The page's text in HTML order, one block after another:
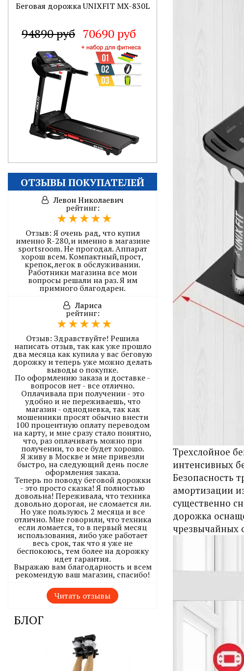
Беговая дорожка UNIXFIT MX-830L
94890 руб 70690 руб
ОТЗЫВЫ ПОКУПАТЕЛЕЙ
Левон Николаевич
рейтинг:
Отзыв:Я очень рад, что купил
именно R-280,и именно в магазине
sportsroom. Не прогодал. Аппарат
хорош всем. Компактный,прост,
крепок,легок в обслуживании.
Работники магазина все мои
вопросы решали на раз. Я им
примного благодарен.
Лариса
рейтинг:
Отзыв: Здравствуйте! Решила
написать отзыв, так как уже прошло
два месяца как купила у вас беговую
дорожку и теперь уже можно делать
выводы о покупке.
По оформлению заказа и доставке -
вопросов нет - все отлично.
Оплачивала при получении - это
удобно и не переживаешь, что
магазин - однодневка, так как
мошенники просят обычно внести
100 процентную оплату переводом
на карту, и мне сразу стало понятно,
что, раз оплачивать можно при
получении, то все будет хорошо.
Я живу в Москве и мне привезли
быстро, на следующий день после
оформления заказа.
Теперь по поводу беговой дорожки
- это просто сказка! Я полностью
довольна! Переживала, что техника
довольно дорогая, не сломается ли.
Но уже пользуюсь 2 месяца и все
отлично. Мне говорили, что техника
если ломается, то в первый месяц
использования, либо уже работает
весь срок, так что я уже не
беспокоюсь, тем более на дорожку
идет гарантия.
Выражаю вам благодарность и всем
рекомендую ваш магазин, спасибо!
Читать отзывы
БЛОГ
Трехслойное
интенсивных
Безопасность
амортизации
существенно
дорожка
чрезвычайных